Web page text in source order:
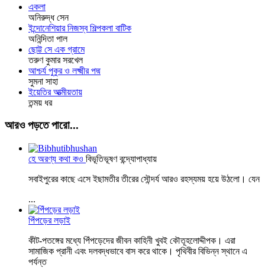
একলা
অনিরুদ্ধ সেন
ইন্দোনেশিয়ার নিজস্ব শিল্পকলা বাটিক
অনিন্দিতা পাল
ছোট্ট সে এক গ্রামে
তরুণ কুমার সরখেল
আশ্চর্য পুকুর ও লক্ষ্মীর পদ্ম
সুমনা সাহা
ইয়েতির আত্মীয়তায়
তন্ময় ধর
আরও পড়তে পারো...
হে অরণ্য কথা কও বিভূতিভূষণ বন্দ্যোপাধ্যায়
সবাইপুরের কাছে এসে ইছামতীর তীরের সৌন্দর্য আরও রহস্যময় হয়ে উঠলো। যেন
...
পিঁপড়ের লড়াই
কীট-পতঙ্গের মধ্যে পিঁপড়েদের জীবন কাহিনী খুবই কৌতূহলোদ্দীপক। এরা
সামাজিক প্রানী এবং দলবদ্ধভাবে বাস করে থাকে। পৃথিবীর বিভিন্ন স্থানে এ
পর্যন্ত